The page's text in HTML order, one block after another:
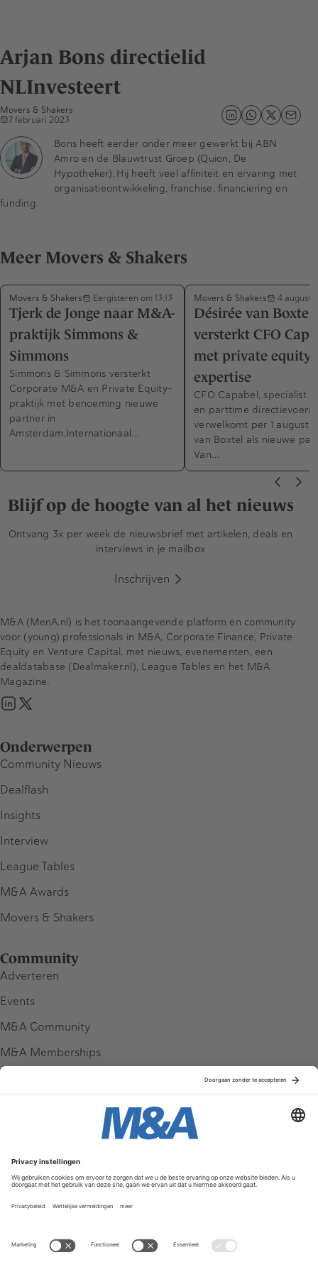
Arjan Bons directielid
NLInvesteert
Movers & Shakers
7 februari 2023
Bons heeft eerder onder meer gewerkt bij ABN
Amro en de Blauwtrust Groep (Quion, De
Hypotheker). Hij heeft veel affiniteit en ervaring met
organisatieontwikkeling, franchise, financiering en
funding.
Meer Movers & Shakers
Movers & Shakers Eergisteren om 13:13
Tjerk de Jonge naar M&A-
praktijk Simmons &
Simmons
Simmons & Simmons versterkt
Corporate M&A en Private Equity-
praktijk met benoeming nieuwe
partner in
Amsterdam.Internationaal…
Movers & Shakers 4
Désirée van Boxtel
versterkt CFO
met private equity-
expertise
CFO Capabel, specialist
en parttime
verwelkomt per 1
van Boxtel als nieuwe
Van…
Blijf op de hoogte van al het nieuws
Ontvang 3x per week de nieuwsbrief met artikelen, deals en
interviews in je mailbox
Inschrijven
Onderwerpen
Community Nieuws
Dealflash
Insights
Interview
League Tables
M&A Awards
Movers & Shakers
Community
Adverteren
Events
M&A Community
M&A Memberships
Service & Contact
Contact
FAQ
Werken bij ons
M&A (MenA.nl) is het toonaangevende platform en community
voor (young) professionals in M&A, Corporate Finance, Private
Equity en Venture Capital, met nieuws, evenementen, een
dealdatabase (Dealmaker.nl), League Tables en het M&A
Magazine.